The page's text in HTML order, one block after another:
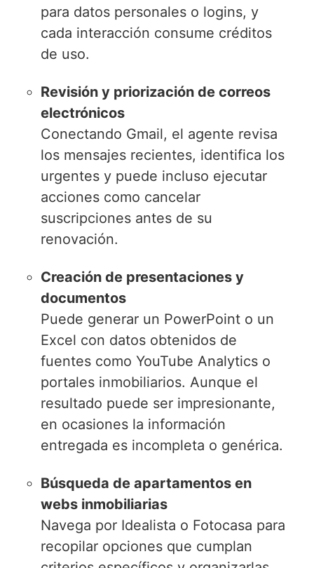
para datos personales o logins, y
cada interacción consume créditos
de uso.
Revisión y priorización de correos
electrónicos
Conectando Gmail, el agente revisa
los mensajes recientes, identifica los
urgentes y puede incluso ejecutar
acciones como cancelar
suscripciones antes de su
renovación.
Creación de presentaciones y
documentos
Puede generar un PowerPoint o un
Excel con datos obtenidos de
fuentes como YouTube Analytics o
portales inmobiliarios. Aunque el
resultado puede ser impresionante,
en ocasiones la información
entregada es incompleta o genérica.
Búsqueda de apartamentos en
webs inmobiliarias
Navega por Idealista o Fotocasa para
recopilar opciones que cumplan